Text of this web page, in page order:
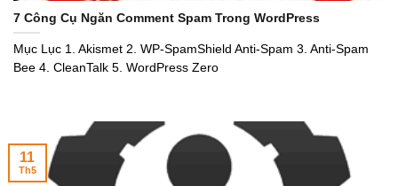
7 Công Cụ Ngăn Comment Spam Trong WordPress
Mục Lục 1. Akismet 2. WP-SpamShield Anti-Spam 3. Anti-Spam
Bee 4. CleanTalk 5. WordPress Zero
11
Th5